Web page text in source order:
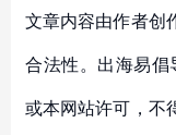
文章内容由作者创
合法性。出海易
或本网站许可，不